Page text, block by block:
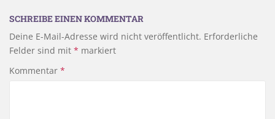
SCHREIBE EINEN KOMMENTAR
Deine E-Mail-Adresse wird nicht veröffentlicht. Erforderliche
Felder sind mit * markiert
Kommentar *